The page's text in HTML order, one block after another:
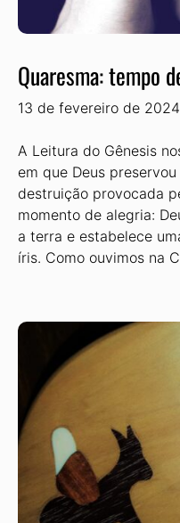
Quaresma: tempo
13 de fevereiro de 2024
A Leitura do Gênesis
em que Deus
destruição provocada
momento de alegria:
a terra e estabelece
íris. Como ouvimos na